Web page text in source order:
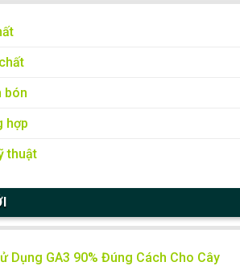
bón
hợp
thuật
Dụng GA3 90% Đúng Cách Cho Cây